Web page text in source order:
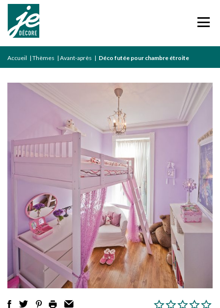
Accueil | Thèmes | Avant-après | Déco futée pour chambre étroite